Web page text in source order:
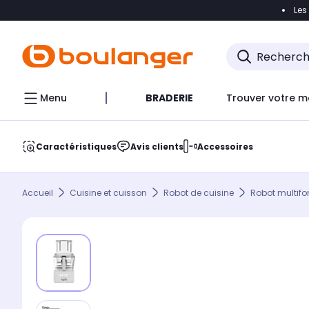
Accéder
Menu BRADERIE Trouver votre
Caractéristiques Avis clients Accessoires
Accueil Cuisine et cuisson Robot de cuisine Robot